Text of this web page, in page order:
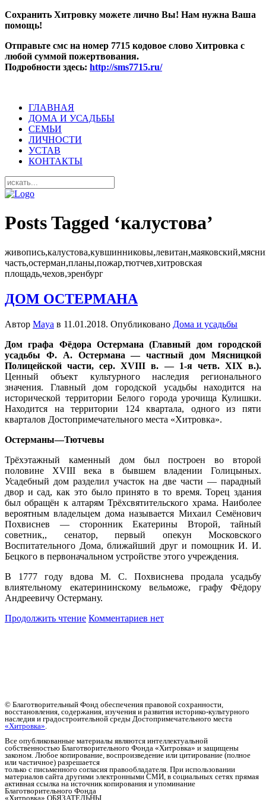
Сохранить Хитровку можете лично Вы! Нам нужна Ваша
помощь!
Отправьте смс на номер 7715 кодовое слово Хитровка с
любой суммой пожертвования.
Подробности здесь: http://sms7715.ru/
ГЛАВНАЯ
ДОМА И УСАДЬБЫ
СЕМЬИ
ЛИЧНОСТИ
УСТАВ
КОНТАКТЫ
Posts Tagged ‘калустова’
часть,остерман,планы,пожар,тютчев,хитровская
площадь,чехов,эренбург
ДОМ ОСТЕРМАНА
Автор Maya в 11.01.2018. Опубликовано Дома и усадьбы
Дом графа Фёдора Остермана (Главный дом городской
усадьбы Ф. А. Остермана — частный дом Мясницкой
Полицейской части, сер. XVIII в. — 1-я четв. XIX в.).
Ценный объект культурного наследия регионального
значения. Главный дом городской усадьбы находится на
исторической территории Белого города урочища Кулишки.
Находится на территории 124 квартала, одного из пяти
кварталов Достопримечательного места «Хитровка».
Остерманы—Тютчевы
Трёхэтажный каменный дом был построен во второй
половине XVIII века в бывшем владении Голицыных.
Усадебный дом разделил участок на две части — парадный
двор и сад, как это было принято в то время. Торец здания
был обращён к алтарям Трёхсвятительского храма. Наиболее
вероятным владельцем дома называется Михаил Семёнович
Похвиснев — сторонник Екатерины Второй, тайный
советник,, сенатор, первый опекун Московского
Воспитательного Дома, ближайший друг и помощник И. И.
Бецкого в первоначальном устройстве этого учреждения.
В 1777 году вдова М. С. Похвиснева продала усадьбу
влиятельному екатерининскому вельможе, графу Фёдору
Андреевичу Остерману.
Продолжить чтение Комментариев нет
© Благотворительный Фонд обеспечения правовой сохранности,
восстановления, содержания, изучения и развития историко-культурного
наследия и градостроительной среды Достопримечательного места
«Хитровка».
Все опубликованные материалы являются интеллектуальной
собственностью Благотворительного Фонда «Хитровка» и защищены
законом. Любое копирование, воспроизведение или цитирование (полное
или частичное) разрешается
только с письменного согласия правообладателя. При использовании
материалов сайта другими электронными СМИ, в социальных сетях прямая
активная ссылка на источник копирования и упоминание
Благотворительного Фонда
«Хитровка» ОБЯЗАТЕЛЬНЫ.